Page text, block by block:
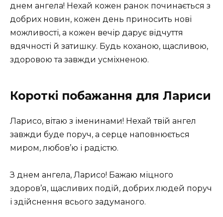
днем ангела! Нехай кожен ранок починається з
добрих новин, кожен день приносить нові
можливості, а кожен вечір дарує відчуття
вдячності й затишку. Будь коханою, щасливою,
здоровою та завжди усміхненою.
Короткі побажання для Лариси
Ларисо, вітаю з іменинами! Нехай твій ангел
завжди буде поруч, а серце наповнюється
миром, любов’ю і радістю.
З днем ангела, Ларисо! Бажаю міцного
здоров’я, щасливих подій, добрих людей поруч
і здійснення всього задуманого.